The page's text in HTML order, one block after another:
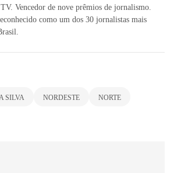
Vencedor de nove prêmios de jornalismo.
como um dos 30 jornalistas mais
SILVA NORDESTE
NORTE